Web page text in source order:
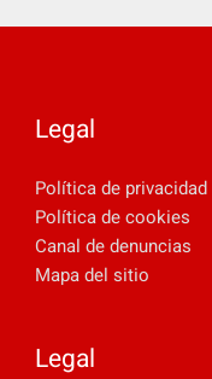
Legal
Política de privacidad
Política de cookies
Canal de denuncias
Mapa del sitio
Legal